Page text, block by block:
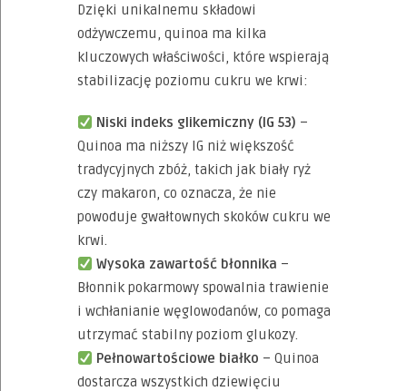
Dzięki unikalnemu składowi
odżywczemu, quinoa ma kilka
kluczowych właściwości, które wspierają
stabilizację poziomu cukru we krwi:
Niski indeks glikemiczny (IG 53) –
Quinoa ma niższy IG niż większość
tradycyjnych zbóż, takich jak biały ryż
czy makaron, co oznacza, że nie
powoduje gwałtownych skoków cukru we
krwi.
Wysoka zawartość błonnika –
Błonnik pokarmowy spowalnia trawienie
i wchłanianie węglowodanów, co pomaga
utrzymać stabilny poziom glukozy.
Pełnowartościowe białko – Quinoa
dostarcza wszystkich dziewięciu